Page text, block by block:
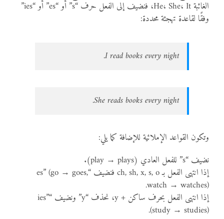
الغائبة He، She، It، فنضيف إلى الفعل حرف “s” أو “es” أو “ies”
وفقًا لقاعدة تهجئة محددة:
I read books every night.
She reads books every night.
وتكون القواعد الإملائية للإضافة كما يلي:
نضيف “s” للفعل العادي (play → plays).
إذا انتهى الفعل بـ ch, sh, x, s, o فنضيف “es” (go → goes,
watch → watches).
إذا انتهى الفعل بحرف ساكن + y، نحذف “y” ونضيف “ies”
(study → studies).